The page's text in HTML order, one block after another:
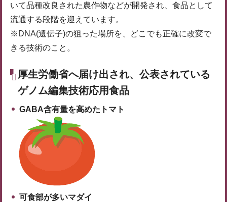
いて品種改良された農作物などが開発され、食品として
流通する段階を迎えています。
※DNA(遺伝子)の狙った場所を、どこでも正確に改変で
きる技術のこと。
厚生労働省へ届け出され、公表されている
ゲノム編集技術応用食品
GABA含有量を高めたトマト
可食部が多いマダイ